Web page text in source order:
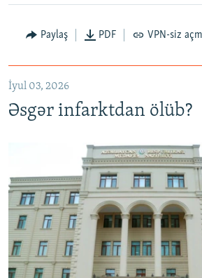
Auto 240p 360p
720p 1080p
Paylaş PDF VPN-siz
İyul 03, 2026
Əsgər infarktdan ölüb?